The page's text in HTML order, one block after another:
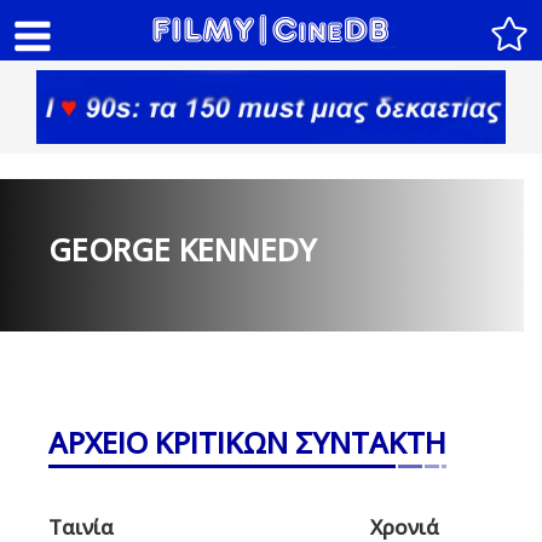
GEORGE KENNEDY
ΑΡΧΕΙΟ ΚΡΙΤΙΚΩΝ ΣΥΝΤΑΚΤΗ
Ταινία Χρονιά